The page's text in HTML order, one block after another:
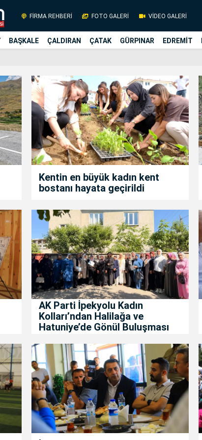
FİRMA REHBERİ FOTO GALERİ VİDEO GALERİ
BAŞKALE ÇALDIRAN ÇATAK GÜRPINAR EDREMİT
Kentin en büyük kadın kent
bostanı hayata geçirildi
AK Parti İpekyolu Kadın
Kolları’ndan Halilağa ve
Hatuniye’de Gönül Buluşması